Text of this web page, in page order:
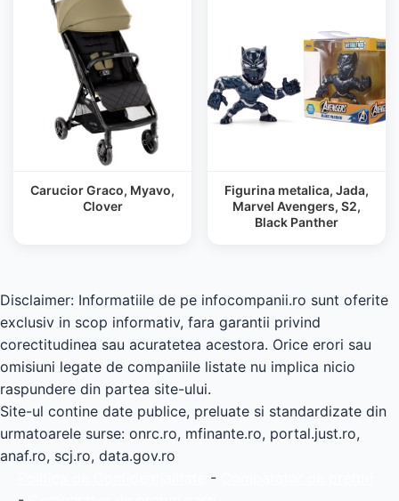
Carucior Graco, Myavo,
Clover
Figurina metalica, Jada,
Marvel Avengers, S2,
Black Panther
Disclaimer: Informatiile de pe infocompanii.ro sunt oferite
exclusiv in scop informativ, fara garantii privind
corectitudinea sau acuratetea acestora. Orice erori sau
omisiuni legate de companiile listate nu implica nicio
raspundere din partea site-ului.
Site-ul contine date publice, preluate si standardizate din
urmatoarele surse: onrc.ro, mfinante.ro, portal.just.ro,
anaf.ro, scj.ro, data.gov.ro
-